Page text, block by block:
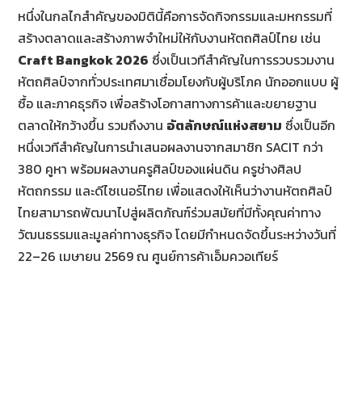
หนึ่งในกลไกสำคัญของมิตินี้คือการจัดกิจกรรมและมหกรรมที่
สร้างตลาดและสร้างภาพจำใหม่ให้กับงานหัตถศิลป์ไทย เช่น
Craft Bangkok 2026 ซึ่งเป็นเวทีสำคัญในการรวบรวมงาน
หัตถศิลป์จากทั่วประเทศมาเชื่อมโยงกับผู้บริโภค นักออกแบบ ผู้
ซื้อ และภาคธุรกิจ เพื่อสร้างโอกาสทางการค้าและขยายฐาน
ตลาดให้กว้างขึ้น รวมถึงงาน อัตลักษณ์แห่งสยาม ซึ่งเป็นอีก
หนึ่งเวทีสำคัญในการนำเสนอผลงานจากสมาชิก SACIT กว่า
380 คูหา พร้อมผลงานครูศิลป์ของแผ่นดิน ครูช่างศิลป
หัตถกรรม และดีไซเนอร์ไทย เพื่อแสดงให้เห็นว่างานหัตถศิลป์
ไทยสามารถพัฒนาไปสู่ผลิตภัณฑ์ร่วมสมัยที่มีทั้งคุณค่าทาง
วัฒนธรรมและมูลค่าทางธุรกิจ โดยมีกำหนดจัดขึ้นระหว่างวันที่
22–26 เมษายน 2569 ณ ศูนย์การค้าเอ็มควอเทียร์